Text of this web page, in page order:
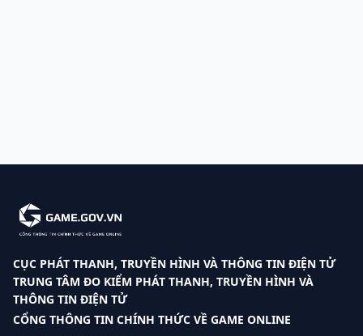
CỤC PHÁT THANH, TRUYỀN HÌNH VÀ THÔNG TIN ĐIỆN TỬ
TRUNG TÂM ĐO KIỂM PHÁT THANH, TRUYỀN HÌNH VÀ
THÔNG TIN ĐIỆN TỬ
CỔNG THÔNG TIN CHÍNH THỨC VỀ GAME ONLINE